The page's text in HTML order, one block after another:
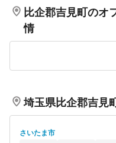
比企郡吉見町のオ
情
埼玉県比企郡吉見
さいたま市